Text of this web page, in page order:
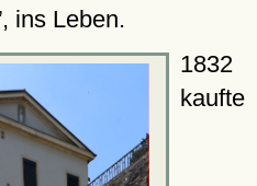
, ins Leben.
1832
kaufte